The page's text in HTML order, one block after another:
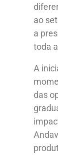
ao
a
toda
A
das